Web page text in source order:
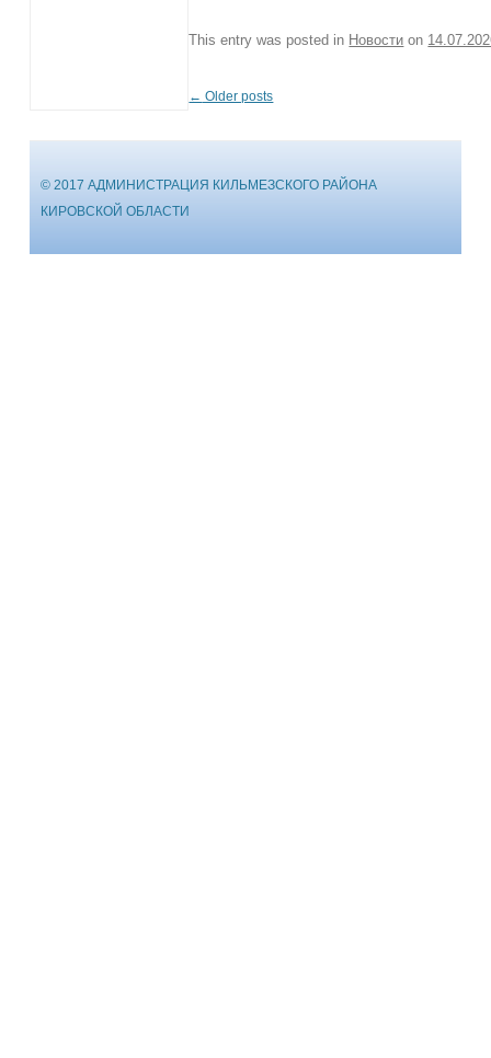
This entry was posted in Новости on
Post navigation
← Older posts
© 2017 АДМИНИСТРАЦИЯ КИЛЬМЕЗСКОГО РАЙОНА
КИРОВСКОЙ ОБЛАСТИ